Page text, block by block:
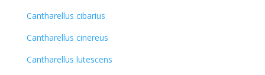
Cantharellus cibarius
Cantharellus cinereus
Cantharellus lutescens